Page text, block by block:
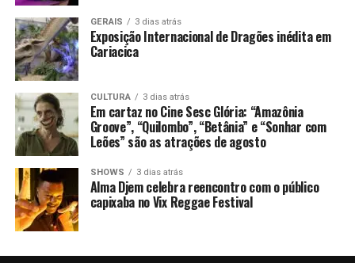
GERAIS 3 dias atrás
Exposição Internacional de Dragões inédita em
Cariacica
CULTURA 3 dias atrás
Em cartaz no Cine Sesc Glória: “Amazônia
Groove”, “Quilombo”, “Betânia” e “Sonhar com
Leões” são as atrações de agosto
SHOWS 3 dias atrás
Alma Djem celebra reencontro com o público
capixaba no Vix Reggae Festival